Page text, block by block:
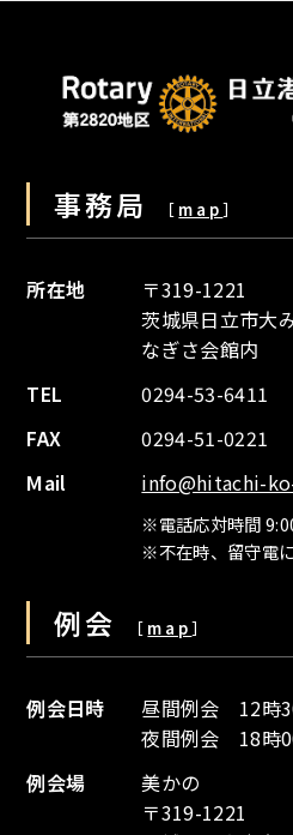
事務局 ［ map］
所在地
〒319-1221
茨城県日立市大
なぎさ会館内
TEL
0294-53-6411
FAX
0294-51-0221
Mail
info@hitachi-
※電話応対時間
※不在時、留守電
例会 ［ map］
例会日時
昼間例会 12時
夜間例会 18時
例会場
美かの
〒319-1221